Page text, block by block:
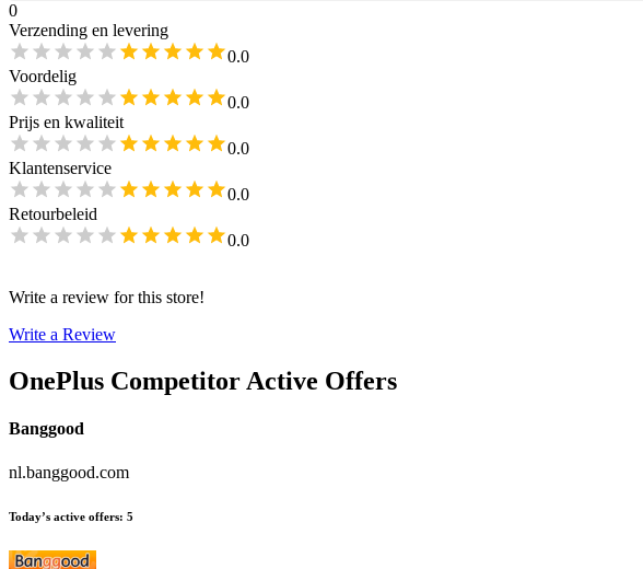
0
Verzending en levering
0.0
Voordelig
0.0
Prijs en kwaliteit
0.0
Klantenservice
0.0
Retourbeleid
0.0
Write a review for this store!
Write a Review
OnePlus Competitor Active Offers
Banggood
nl.banggood.com
Today’s active offers: 5